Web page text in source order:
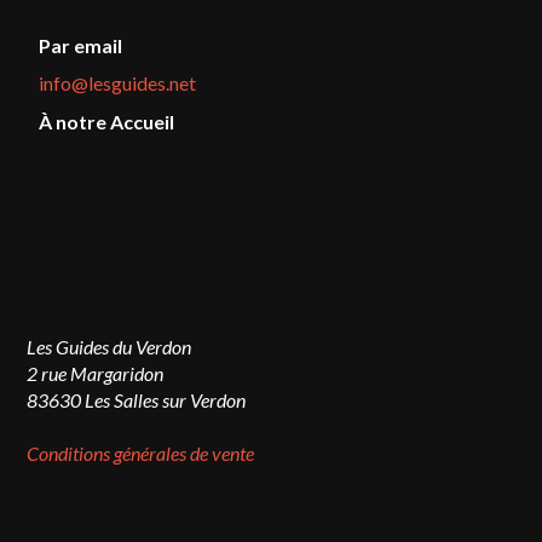
Par email
info@lesguides.net
À notre Accueil
Les Guides du Verdon
2 rue Margaridon
83630 Les Salles sur Verdon
Conditions générales de vente